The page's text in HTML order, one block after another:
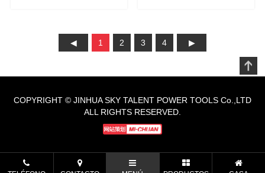
1 2 3 4
COPYRIGHT © JINHUA SKY TALENT POWER TOOLS Co.,LTD
ALL RIGHTS RESERVED.